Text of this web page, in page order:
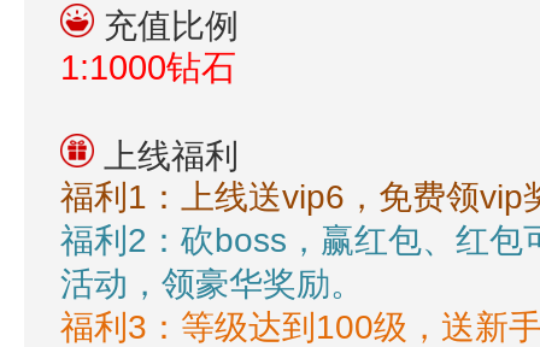
充值比例
1:1000钻石
上线福利
福利1：上线送vip6，免费领vip
福利2：砍boss，赢红包、红包
活动，领豪华奖励。
福利3：等级达到100级，送新